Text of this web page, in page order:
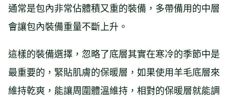
通常是包內非常佔體積又重的裝備，多帶備用的中層
會讓包內裝備重量不斷上升。
這樣的裝備選擇，忽略了底層其實在寒冷的季節中是
最重要的，緊貼肌膚的保暖層，如果使用羊毛底層來
維持乾爽，能讓周圍體溫維持，相對的保暖層就能調